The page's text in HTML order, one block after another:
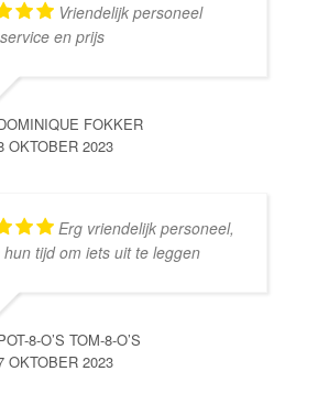
Vriendelijk personeel
en prijs
FOKKER
OKTOBER 2023
Erg vriendelijk personeel,
tijd om iets uit te leggen
8-O’S TOM-8-O’S
OKTOBER 2023